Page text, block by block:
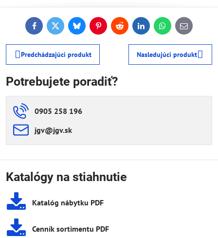
FacebookTwitterBlueskyPinterestReddit LinkedInWhatsApp
E-
mail
Predchádzajúci produkt Nasledujúci produkt
Potrebujete poradiť?
0905 258 196
jgv​@jgv​.sk
Katalógy na stiahnutie
Katalóg nábytku PDF
Cenník sortimentu PDF